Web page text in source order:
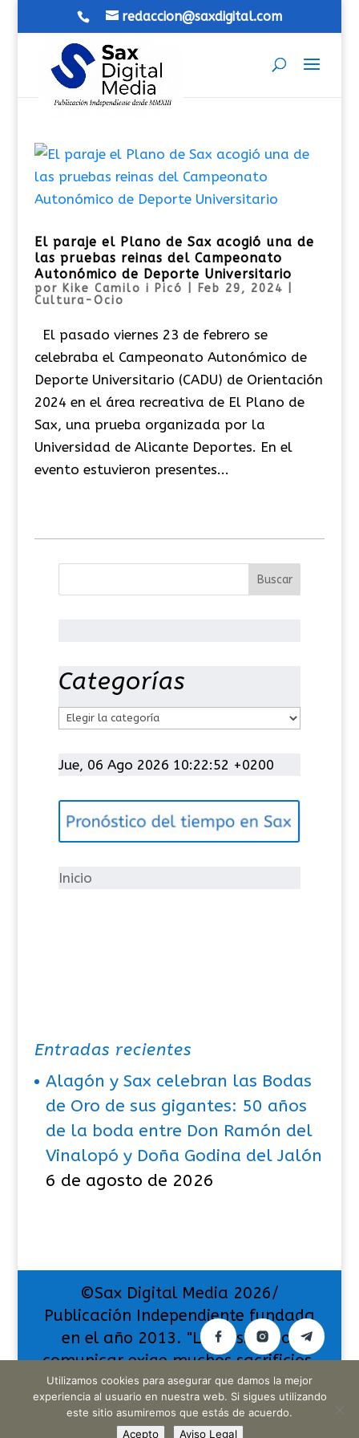
redaccion@saxdigital.com
El paraje el Plano de Sax acogió una de
las pruebas reinas del Campeonato
Autonómico de Deporte Universitario
por Kike Camilo i Picó Feb 29, 2024
Cultura-Ocio
El pasado viernes 23 de febrero se
celebraba el Campeonato Autonómico de
Deporte Universitario (CADU) de Orientación
2024 en el área recreativa de El Plano de
Sax, una prueba organizada por la
Universidad de Alicante Deportes. En el
evento estuvieron presentes...
Categorías
t
g
í
Jue, 06 Ago 2026 10:22:52 +0200
Inicio
Entradas recientes
Alagón y Sax celebran las Bodas
de Oro de sus gigantes: 50 años
de la boda entre Don Ramón del
Vinalopó y Doña Godina del Jalón
6 de agosto de 2026
©Sax Digital Media 2026/
Publicación Independiente fundada
en el año 2013. "La pasión por
comunicar exige muchos sacrificios,
pero también da muchas
satisfacciones".
Utilizamos cookies para asegurar que damos la mejor
experiencia al usuario en nuestra web. Si sigues utilizando
este sitio asumiremos que estás de acuerdo.
Acepto
Aviso Legal